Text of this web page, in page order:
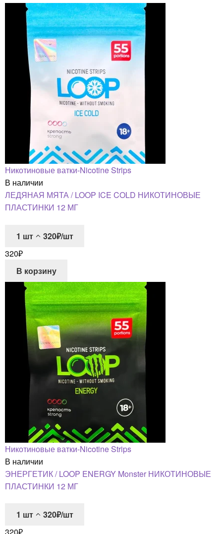
Никотиновые ватки-Nicotine Strips
В наличии
ЛЕДЯНАЯ МЯТА / LOOP ICE COLD НИКОТИНОВЫЕ
ПЛАСТИНКИ 12 МГ
1 шт
320₽/шт
320₽
В корзину
Никотиновые ватки-Nicotine Strips
В наличии
ЭНЕРГЕТИК / LOOP ENERGY Monster НИКОТИНОВЫЕ
ПЛАСТИНКИ 12 МГ
1 шт
320₽/шт